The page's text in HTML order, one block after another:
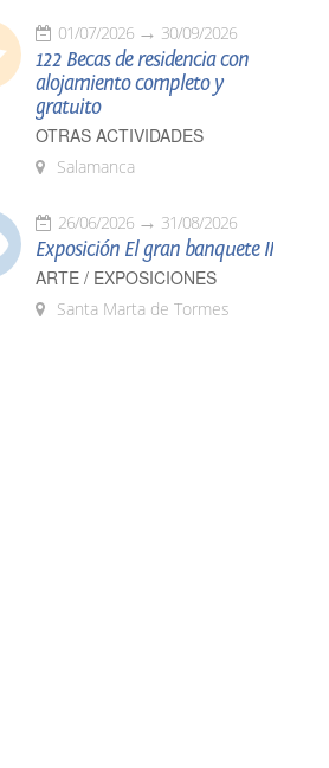
01/07/2026 30/09/2026
122 Becas de residencia con
alojamiento completo y
gratuito
OTRAS ACTIVIDADES
Salamanca
26/06/2026 31/08/2026
Exposición El gran banquete II
ARTE / EXPOSICIONES
Santa Marta de Tormes